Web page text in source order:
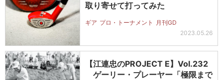
取り寄せて打ってみた
ギア プロ・トーナメント
月刊GD
2023.05.26
【江連忠のPROJECT E】Vol.232
ゲーリー・プレーヤー「極限まで